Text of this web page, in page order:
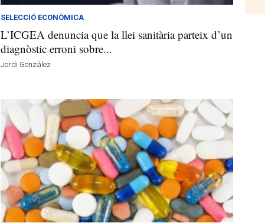
SELECCIÓ ECONÒMICA
L’ICGEA denuncia que la llei sanitària parteix d’un
diagnòstic erroni sobre...
Jordi González